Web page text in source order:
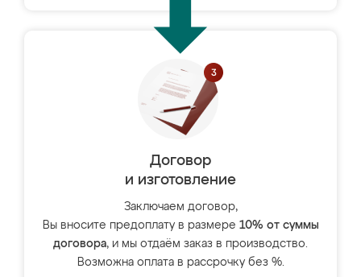
Договор
и изготовление
Заключаем договор,
Вы вносите предоплату в размере 10% от суммы
договора, и мы отдаём заказ в производство.
Возможна оплата в рассрочку без %.